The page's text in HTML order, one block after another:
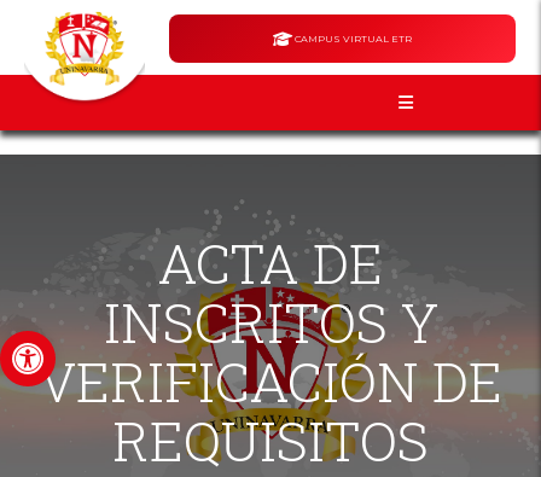
Abrir barra de herramientas
CAMPUS VIRTUAL ETR
ACTA DE
INSCRITOS Y
VERIFICACIÓN DE
REQUISITOS